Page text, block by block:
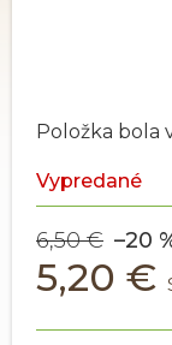
Vypredané
6,50 € –20
5,20 €
Položka bola